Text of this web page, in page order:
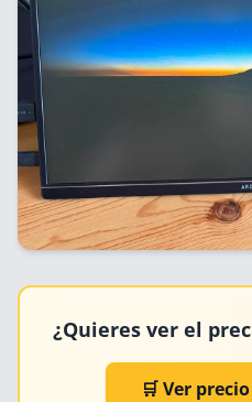
¿Quieres ver el
🛒 Ver